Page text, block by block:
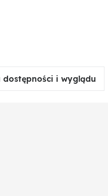
dostępności i wyglądu